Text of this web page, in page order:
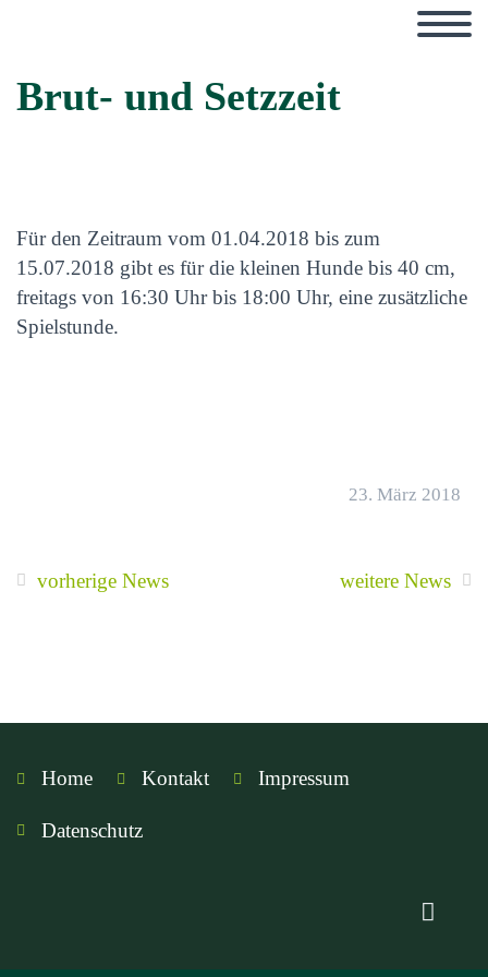
Brut- und Setzzeit
Für den Zeitraum vom 01.04.2018 bis zum
15.07.2018 gibt es für die kleinen Hunde bis 40 cm,
freitags von 16:30 Uhr bis 18:00 Uhr, eine zusätzliche
Spielstunde.
23. März 2018
vorherige News weitere News
Home Kontakt Impressum
Datenschutz